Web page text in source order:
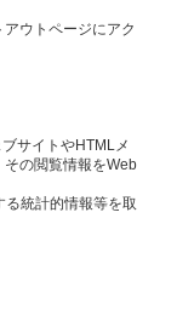
ウトページにアク
サイトやHTMLメ
その閲覧情報をWeb
統計的情報等を取